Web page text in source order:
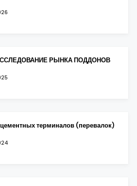
РЫНКА ПОДДОНОВ
терминалов (перевалок)